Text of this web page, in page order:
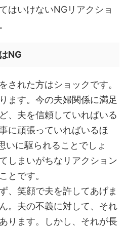
はいけないNGリアクショ
NG
された方はショックです。
ます。今の夫婦関係に満足
、夫を信頼していればいる
に頑張っていればいるほ
いに駆られることでしょ
しまいがちなリアクション
とです。
、笑顔で夫を許してあげま
。夫の不義に対して、それ
ります。しかし、それが長